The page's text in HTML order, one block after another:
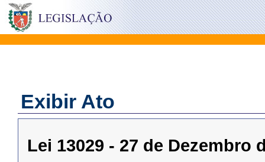
Exibir Ato
Lei 13029 - 27 de Dezembro